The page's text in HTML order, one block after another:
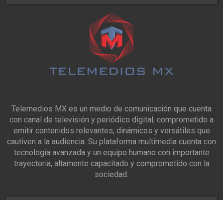
Telemedios MX es un medio de comunicación que cuenta
con canal de televisión y periódico digital, comprometido a
emitir contenidos relevantes, dinámicos y versátiles que
cautiven a la audiencia. Su plataforma multimedia cuenta con
tecnología avanzada y un equipo humano con importante
trayectoria, altamente capacitado y comprometido con la
sociedad.